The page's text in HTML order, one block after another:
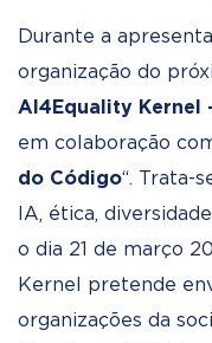
Durante a
organização do
AI4Equality Kernel
em colaboração
do Código“. Trata-
IA, ética,
o dia 21 de março
Kernel pretende
organizações da